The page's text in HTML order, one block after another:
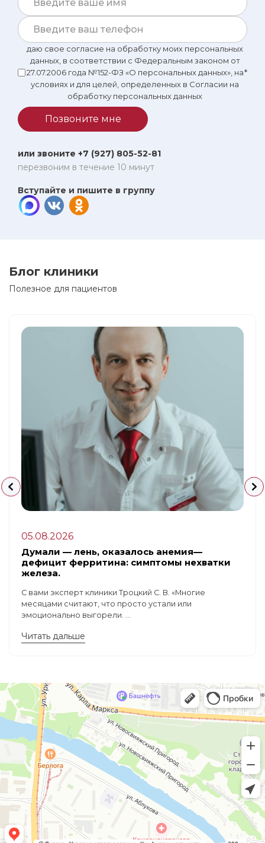
даю свое согласие на обработку моих персональных
данных, в соответствии с Федеральным законом от
27.07.2006 года №152-ФЗ «О персональных данных», на
условиях и для целей, определенных в Согласии на
обработку персональных данных
*
Позвоните мне
или звоните +7 (927) 805-52-81
перезвоним в течение 10 минут
Вступайте и пишите в группу
Блог клиники
Полезное для пациентов
05.08.2026
Думали — лень, оказалось анемия—
дефицит ферритина: симптомы нехватки
железа.
С вами эксперт клиники Троцкий С. В. «Многие
месяцами считают, что просто устали или
эмоционально выгорели. ...
Читать дальше